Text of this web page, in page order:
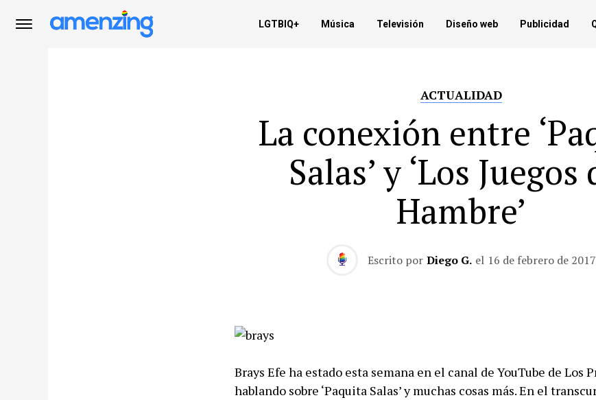
LGTBIQ+ Música Televisión Diseño web Publicidad
ACTUALIDAD
La conexión entre
Salas’ y ‘Los Juegos
Hambre’
Escrito por Diego G. el 16 de febrero de 2017
Brays Efe ha estado esta semana en el canal de YouTube de Los
hablando sobre ‘Paquita Salas’ y muchas cosas más. En el